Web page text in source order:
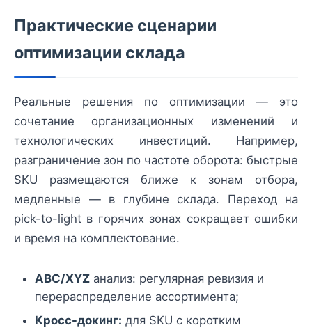
Практические сценарии
оптимизации склада
Реальные решения по оптимизации — это
сочетание организационных изменений и
технологических инвестиций. Например,
разграничение зон по частоте оборота: быстрые
SKU размещаются ближе к зонам отбора,
медленные — в глубине склада. Переход на
pick-to-light в горячих зонах сокращает ошибки
и время на комплектование.
ABC/XYZ анализ: регулярная ревизия и
перераспределение ассортимента;
Кросс-докинг: для SKU с коротким